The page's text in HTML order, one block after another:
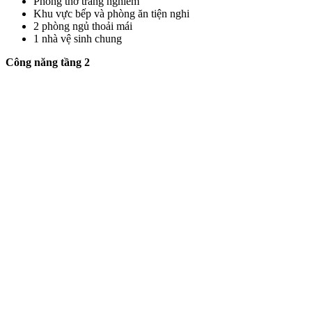
Khu vực bếp và phòng ăn tiện nghi
2 phòng ngủ thoải mái
1 nhà vệ sinh chung
Công năng tầng 2